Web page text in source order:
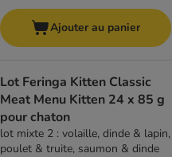
Ajouter au panier
Lot Feringa Kitten Classic
Meat Menu Kitten 24 x 85 g
pour chaton
lot mixte 2 : volaille, dinde & lapin,
poulet & truite, saumon & dinde